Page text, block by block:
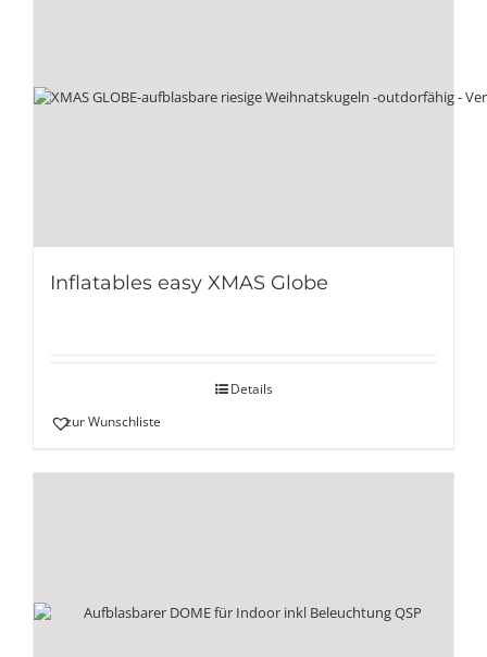
Inflatables easy XMAS Globe
Details
zur Wunschliste